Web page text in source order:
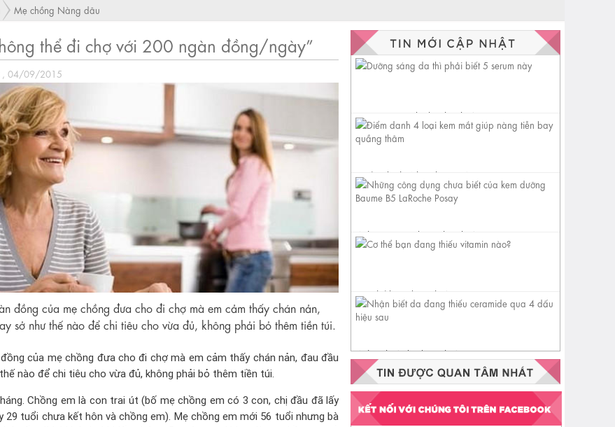
Mẹ chồng Nàng dâu
thể đi chợ với 200 ngàn đồng/ngày”
, 04/09/2015
đồng của mẹ chồng đưa cho đi chợ mà em cảm thấy chán nản,
sở như thế nào để chi tiêu cho vừa đủ, không phải bỏ thêm tiền túi.
của mẹ chồng đưa cho đi chợ mà em cảm thấy chán nản, đau đầu
nào để chi tiêu cho vừa đủ, không phải bỏ thêm tiền túi.
Chồng em là con trai út (bố mẹ chồng em có 3 con, chị đầu đã lấy
29 tuổi chưa kết hôn và chồng em). Mẹ chồng em mới 56 tuổi nhưng bà
Dưỡng sáng da thì phải biết 5
serum này
Điểm danh 4 loại kem mắt
giúp nàng tiễn bay quầng
thâm
Những công dụng chưa biết
của kem dưỡng Baume B5
Cơ thể bạn đang thiếu vitamin
nào?
Nhận biết da đang thiếu
ceramide qua 4 dấu hiệu sau